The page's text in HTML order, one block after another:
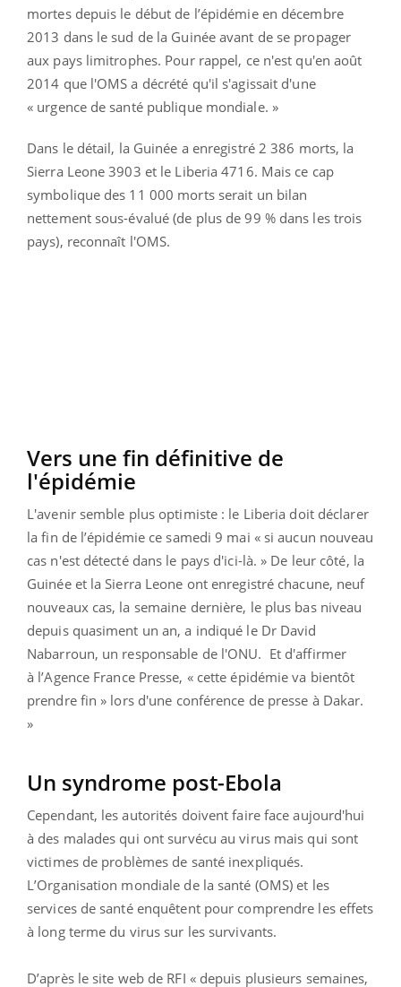
mortes depuis le début de l’épidémie en décembre
2013 dans le sud de la Guinée avant de se propager
aux pays limitrophes. Pour rappel, ce n'est qu'en août
2014 que l'OMS a décrété qu'il s'agissait d'une
« urgence de santé publique mondiale. »
Dans le détail, la Guinée a enregistré 2 386 morts, la
Sierra Leone 3903 et le Liberia 4716. Mais ce cap
symbolique des 11 000 morts serait un bilan
nettement sous-évalué (de plus de 99 % dans les trois
pays), reconnaît l'OMS.
Vers une fin définitive de
l'épidémie
L'avenir semble plus optimiste : le Liberia doit déclarer
la fin de l’épidémie ce samedi 9 mai « si aucun nouveau
cas n'est détecté dans le pays d'ici-là. » De leur côté, la
Guinée et la Sierra Leone ont enregistré chacune, neuf
nouveaux cas, la semaine dernière, le plus bas niveau
depuis quasiment un an, a indiqué le Dr David
Nabarroun, un responsable de l'ONU. Et d'affirmer
à l’Agence France Presse, « cette épidémie va bientôt
prendre fin » lors d'une conférence de presse à Dakar.
»
Un syndrome post-Ebola
Cependant, les autorités doivent faire face aujourd'hui
à des malades qui ont survécu au virus mais qui sont
victimes de problèmes de santé inexpliqués.
L’Organisation mondiale de la santé (OMS) et les
services de santé enquêtent pour comprendre les effets
à long terme du virus sur les survivants.
D’après le site web de RFI « depuis plusieurs semaines,